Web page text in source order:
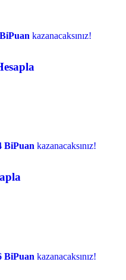
kazanacaksınız!
BiPuan kazanacaksınız!
BiPuan kazanacaksınız!